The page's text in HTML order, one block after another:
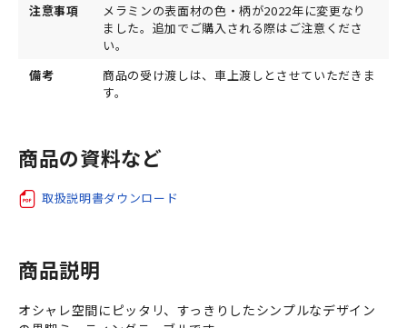
注意事項
メラミンの表面材の色・柄が2022年に変更なり
ました。追加でご購入される際はご注意くださ
い。
備考
商品の受け渡しは、車上渡しとさせていただきま
す。
商品の資料など
取扱説明書ダウンロード
商品説明
オシャレ空間にピッタリ、すっきりしたシンプルなデザイン